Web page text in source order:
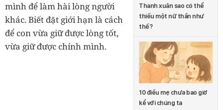
Thanh xuân sao có thể
thiếu một nữ thần như
thế?
10 điều mẹ chưa bao giờ
kể với chúng ta
mình để làm hài lòng người
khác. Biết đặt giới hạn là cách
để con vừa giữ được lòng tốt,
vừa giữ được chính mình.